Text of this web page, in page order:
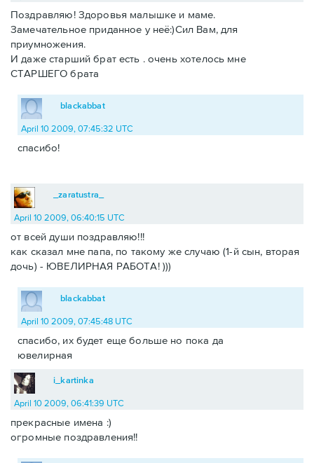
Поздравляю! Здоровья малышке и маме.
Замечательное приданное у неё:)Сил Вам, для
приумножения.
И даже старший брат есть . очень хотелось мне
СТАРШЕГО брата
blackabbat
April 10 2009, 07:45:32 UTC
спасибо!
_zaratustra_
April 10 2009, 06:40:15 UTC
от всей души поздравляю!!!
как сказал мне папа, по такому же случаю (1-й сын, вторая
дочь) - ЮВЕЛИРНАЯ РАБОТА! )))
blackabbat
April 10 2009, 07:45:48 UTC
спасибо, их будет еще больше но пока да
ювелирная
i_kartinka
April 10 2009, 06:41:39 UTC
прекрасные имена :)
огромные поздравления!!